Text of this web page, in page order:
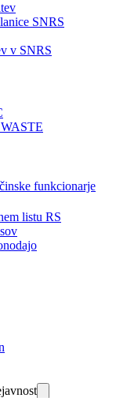
SNRS
v SNRS
funkcionarje
listu RS